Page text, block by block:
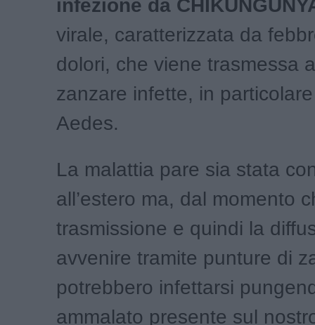
infezione da
virale, caratterizzata da
dolori, che viene trasmessa
zanzare infette, in
Aedes.
La malattia pare sia stata
all’estero ma, dal momento
trasmissione e quindi la
avvenire tramite punture di
potrebbero infettarsi
ammalato presente sul